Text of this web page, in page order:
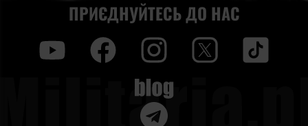
ПРИЄДНУЙТЕСЬ ДО НАС
Blog